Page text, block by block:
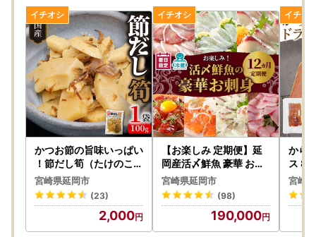
・長期保管等により配送業者が返品を行った場合、お礼品再
送はいたしておりません。
・事業者から返礼品発送後、台風･豪雨･降雪等の気象状況や
地震等による物流への影響でご指定日時より遅れが生じ、返
礼品を受け取れなかった場合の再送は致しかねますので、ご
了承ください。
・農産物は天候状況で発送時期が遅れたり早まることもあり
ます。
・返礼品に不備があった場合は受取日当日の画像を1週間以
内にメールにてご連絡ください。お時間が経過した場合の対
応は致しかねます。
・出荷完了メールをお送りしております。
【プライバシーポリシー】
かつお節の旨味いっぱい
！節だし筍（たけのこ）
お試しセット N067-Y
ZA0139
宮崎県延岡市
(23)
2,000
【お楽しみ 定期便】延
岡産活〆鮮魚 豪華 お刺
身 12ヶ月 定期便 鮮魚 延
岡産 刺身 ヒラメ 真鯛 カ
ンパチ 季節 魚 ブリ ハマ
チ 国産 昆布〆 おつまみ
カルパッチョ 鮮魚 魚介
宮崎県延岡市
(98)
190,000
から
ス 8
やす
豊潤
み 日
付け
宮崎